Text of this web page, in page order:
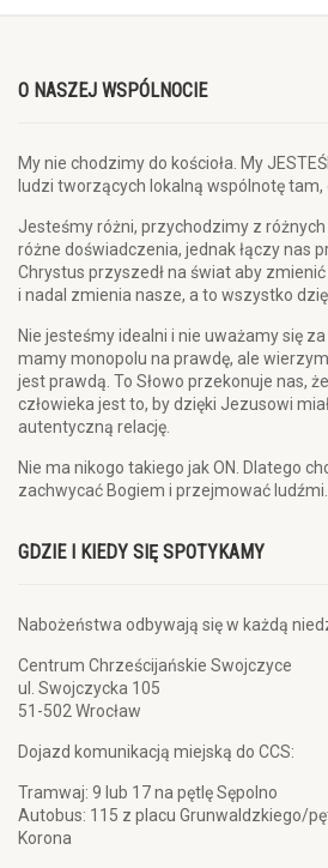
O NASZEJ WSPÓLNOCIE
My nie chodzimy do kościoła. My
ludzi tworzących lokalną wspólnotę tam,
Jesteśmy różni, przychodzimy z
różne doświadczenia, jednak łączy nas
Chrystus przyszedł na świat aby
i nadal zmienia nasze, a to wszystko
Nie jesteśmy idealni i nie uważamy się
mamy monopolu na prawdę, ale
jest prawdą. To Słowo przekonuje nas,
człowieka jest to, by dzięki Jezusowi
autentyczną relację.
Nie ma nikogo takiego jak ON. Dlatego
zachwycać Bogiem i przejmować ludźmi.
GDZIE I KIEDY SIĘ SPOTYKAMY
Nabożeństwa odbywają się w każdą
Centrum Chrześcijańskie Swojczyce
ul. Swojczycka 105
51-502 Wrocław
Dojazd komunikacją miejską do CCS:
Tramwaj: 9 lub 17 na pętlę Sępolno
Autobus: 115 z placu Grunwaldzkiego/
Korona